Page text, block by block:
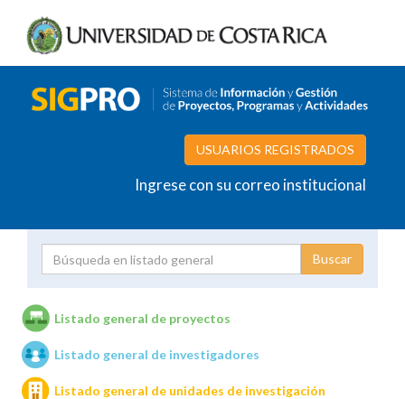
USUARIOS REGISTRADOS
Ingrese con su correo institucional
Unidades de investigación
Listado general de proyectos
Listado general de investigadores
Listado general de unidades de investigación